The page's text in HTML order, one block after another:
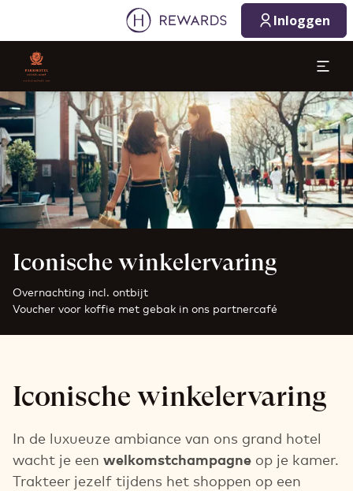
Inloggen
Dia 1 van 1
Iconische winkelervaring
Overnachting incl. ontbijt
Voucher voor koffie met gebak in ons partnercafé
Iconische winkelervaring
In de luxueuze ambiance van ons grand hotel
wacht je een welkomstchampagne op je kamer.
Trakteer jezelf tijdens het shoppen op een